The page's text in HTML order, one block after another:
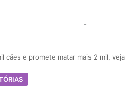
-
cães e promete matar mais 2 mil, veja